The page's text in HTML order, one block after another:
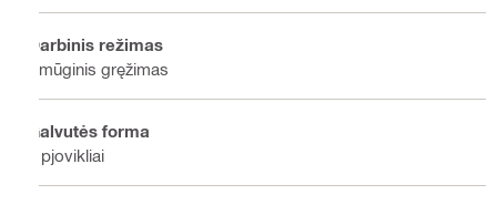
Darbinis režimas
Smūginis gręžimas
Galvutės forma
2 pjovikliai